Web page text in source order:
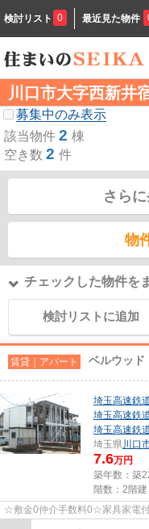
検討リスト 0 最近見た物件
川口市大字西新井
募集中のみ表示
該当物件 2 棟
空き数 2 件
さら
物
チェックした物件を
検討リストに追加
賃貸｜アパート ベルウッド
埼玉高速鉄
埼玉高速鉄
埼玉高速鉄
埼玉県川口
7.6万円
築年数：築
階数：2階建
☆敷金0仲介手数料0☆家具家電